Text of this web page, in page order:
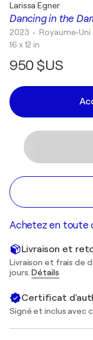
Dancing in the
Larissa Egner
2023 • Royaume-Uni
16 x 12 in
950 $US
Achetez en toute
Livraison et
Livraison et frais de
jours.Détails
Certificat
Signé et inclus avec